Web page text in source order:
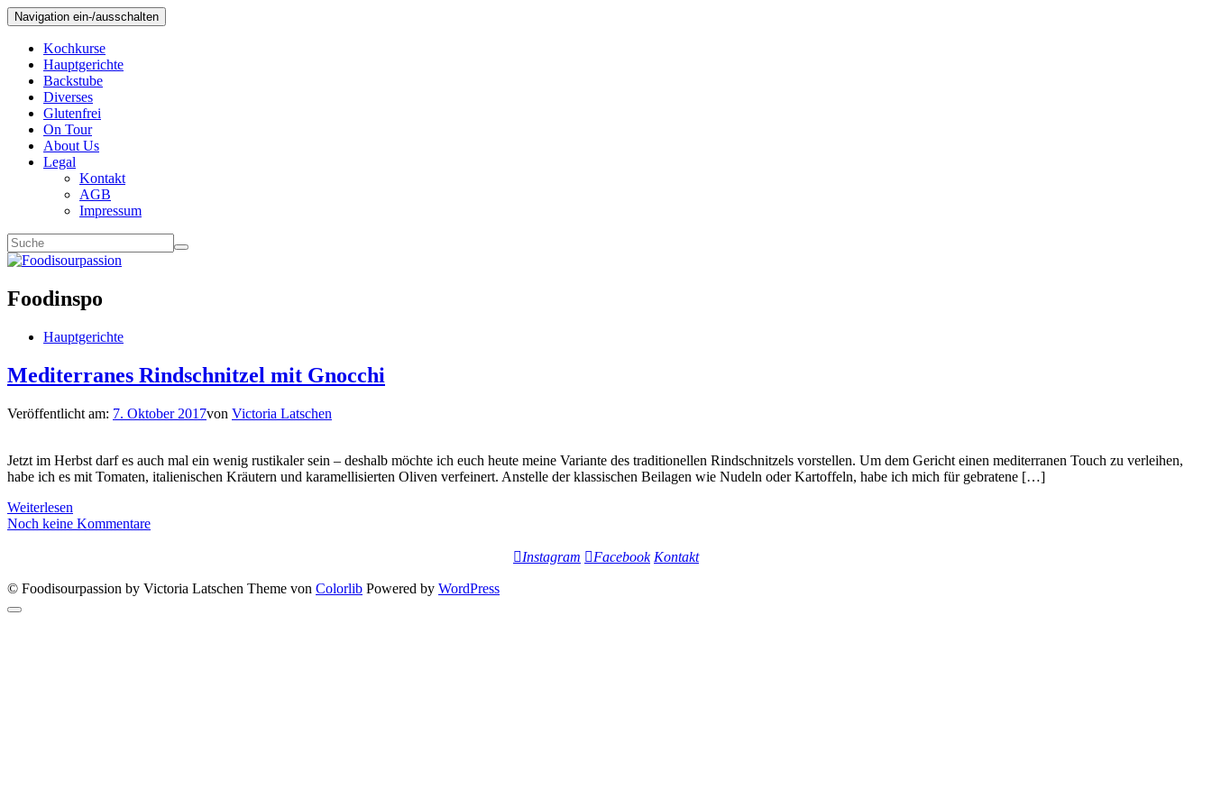
Navigation ein-/ausschalten
Kochkurse
Hauptgerichte
Backstube
Diverses
Glutenfrei
On Tour
About Us
Legal
Kontakt
AGB
Impressum
Foodinspo
Hauptgerichte
Mediterranes Rindschnitzel mit Gnocchi
Veröffentlicht am: 7. Oktober 2017von Victoria Latschen
Jetzt im Herbst darf es auch mal ein wenig rustikaler sein – deshalb möchte ich euch heute meine Variante des traditionellen Rindschnitzels vorstellen. Um dem Gericht einen mediterranen Touch zu verleihen,
habe ich es mit Tomaten, italienischen Kräutern und karamellisierten Oliven verfeinert. Anstelle der klassischen Beilagen wie Nudeln oder Kartoffeln, habe ich mich für gebratene […]
Weiterlesen
Noch keine Kommentare
Instagram Facebook Kontakt
© Foodisourpassion by Victoria Latschen Theme von Colorlib Powered by WordPress